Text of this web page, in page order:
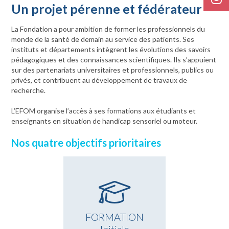
Un projet pérenne et fédérateur
La Fondation a pour ambition de former les professionnels du
monde de la santé de demain au service des patients. Ses
instituts et départements intègrent les évolutions des savoirs
pédagogiques et des connaissances scientifiques. Ils s’appuient
sur des partenariats universitaires et professionnels, publics ou
privés, et contribuent au développement de travaux de
recherche.
L’EFOM organise l’accès à ses formations aux étudiants et
enseignants en situation de handicap sensoriel ou moteur.
Nos quatre objectifs prioritaires
FORMATION